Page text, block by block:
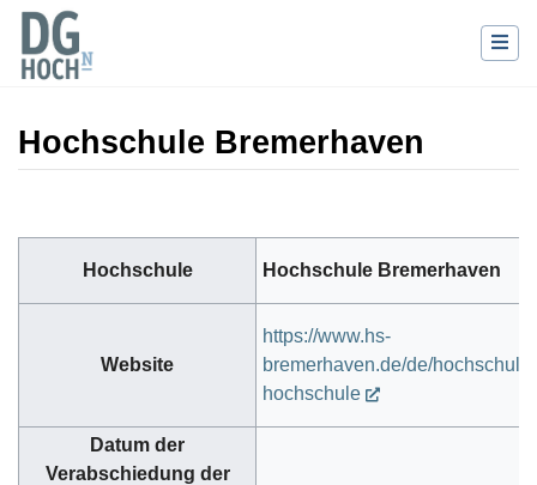
Hochschule Bremerhaven
Hochschule Hochschule Bremerhaven
Website
https://www.hs-
bremerhaven.de/de/
hochschule
Datum der
Verabschiedung der